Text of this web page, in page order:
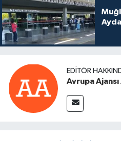
EDITÖR
Avrupa Ajansı